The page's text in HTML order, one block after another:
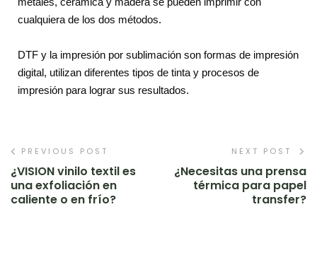
cualquiera de los dos métodos.
DTF y la impresión por sublimación son formas de impresión
digital, utilizan diferentes tipos de tinta y procesos de
impresión para lograr sus resultados.
PREVIOUS POST
¿VISION vinilo textil es
una exfoliación en
caliente o en frío?
NEXT POST
¿Necesitas una prensa
térmica para papel
transfer?